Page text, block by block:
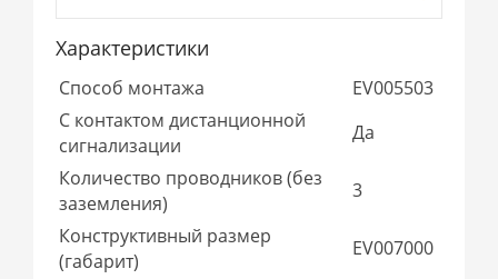
Характеристики
Способ монтажа
EV005503
С контактом дистанционной
сигнализации
Да
Количество проводников (без
заземления)
3
Конструктивный размер
(габарит)
EV007000